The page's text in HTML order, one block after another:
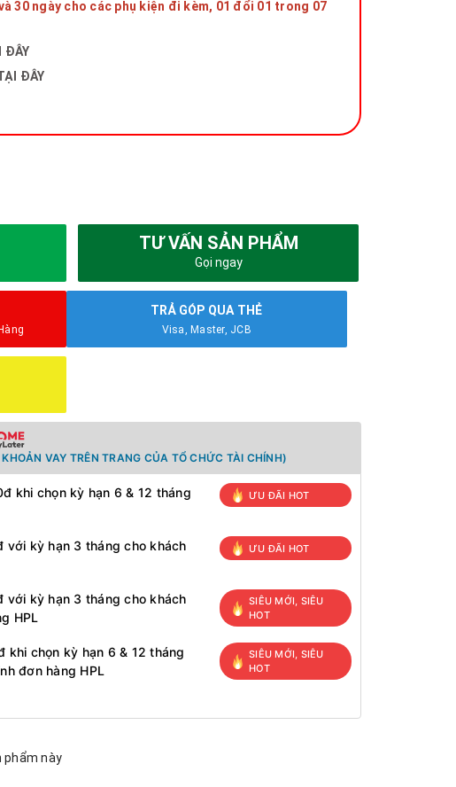
30 ngày cho các phụ kiện đi kèm, 01 đổi 01 trong 07
ĐÂY
ĐÂY
TƯ VẤN SẢN PHẨM
Gọi ngay
TRẢ GÓP QUA THẺ
Visa, Master, JCB
VAY TRÊN TRANG CỦA TỔ CHỨC TÀI CHÍNH)
khi chọn kỳ hạn 6 & 12 tháng
ƯU ĐÃI HOT
với kỳ hạn 3 tháng cho khách
ƯU ĐÃI HOT
với kỳ hạn 3 tháng cho khách
HPL
SIÊU MỚI, SIÊU
HOT
khi chọn kỳ hạn 6 & 12 tháng
đơn hàng HPL
SIÊU MỚI, SIÊU
HOT
phẩm này